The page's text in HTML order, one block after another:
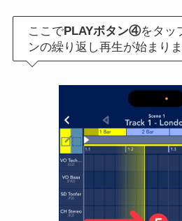
ここでPLAYボタン④をタッ
ンの繰り返し再生が始まりま